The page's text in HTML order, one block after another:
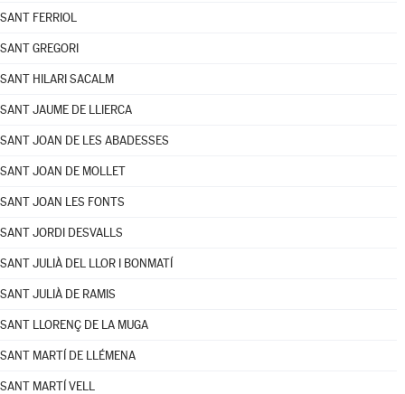
SANT FERRIOL
SANT GREGORI
SANT HILARI SACALM
SANT JAUME DE LLIERCA
SANT JOAN DE LES ABADESSES
SANT JOAN DE MOLLET
SANT JOAN LES FONTS
SANT JORDI DESVALLS
SANT JULIÀ DEL LLOR I BONMATÍ
SANT JULIÀ DE RAMIS
SANT LLORENÇ DE LA MUGA
SANT MARTÍ DE LLÉMENA
SANT MARTÍ VELL